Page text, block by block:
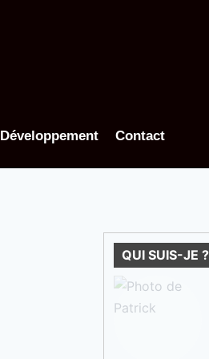
Développement Contact
QUI SUIS-JE ?